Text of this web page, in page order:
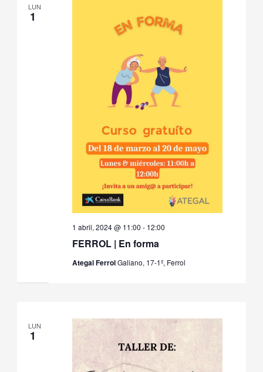
LUN
1
FERROL | En forma
1 abril, 2024 @ 11:00 - 12:00
Ategal FerrolGaliano, 17-1º, Ferrol
LUN
1